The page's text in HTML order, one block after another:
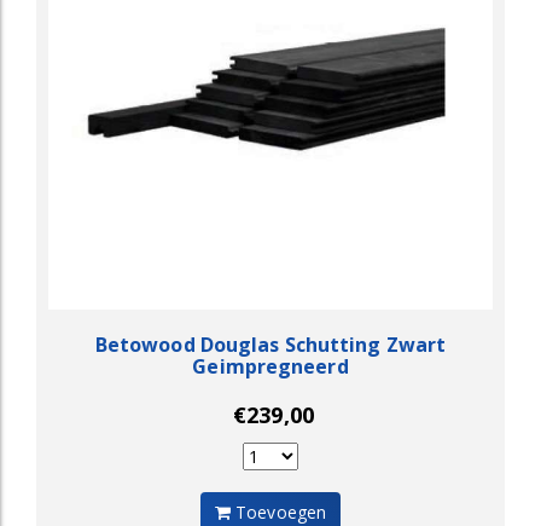
Betowood Douglas Schutting Zwart
Geimpregneerd
€239,00
Toevoegen